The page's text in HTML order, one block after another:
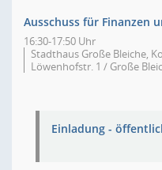
Ausschuss für Finanzen
16:30-17:50 Uhr
Stadthaus Große Bleiche,
Löwenhofstr. 1 / Große
Einladung -